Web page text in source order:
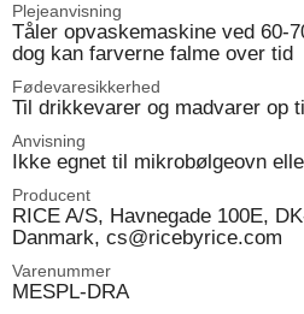
Plejeanvisning
Tåler opvaskemaskine ved 60-
dog kan farverne falme over tid
Fødevaresikkerhed
Til drikkevarer og madvarer op
Anvisning
Ikke egnet til mikrobølgeovn
Producent
RICE A/S, Havnegade 100E,
Danmark, cs@ricebyrice.com
Varenummer
MESPL-DRA